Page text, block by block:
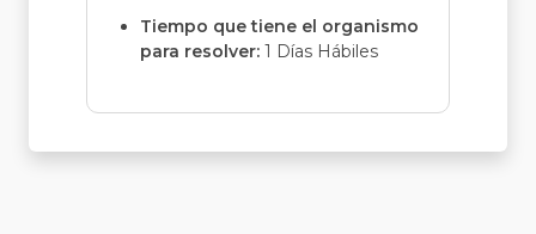
Tiempo que tiene el organismo
para resolver: 1 Días Hábiles